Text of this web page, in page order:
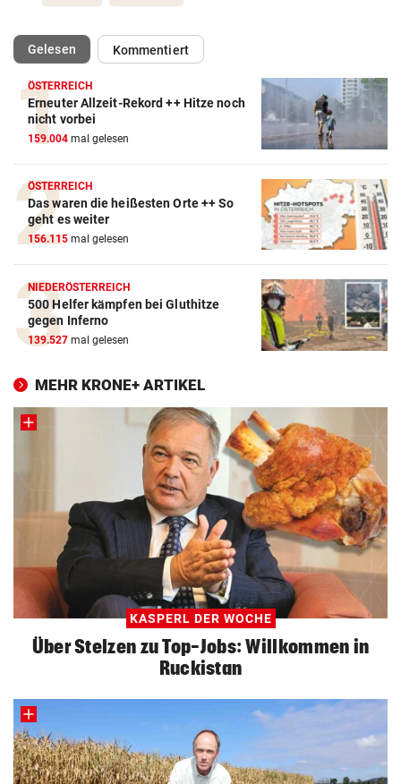
Gelesen(ausgewählt)Kommentiert
ÖSTERREICH
Erneuter Allzeit-Rekord ++ Hitze noch
nicht vorbei
159.004 mal gelesen
ÖSTERREICH
Das waren die heißesten Orte ++ So
geht es weiter
156.115 mal gelesen
NIEDERÖSTERREICH
500 Helfer kämpfen bei Gluthitze
gegen Inferno
139.527 mal gelesen
MEHR KRONE+ ARTIKEL
KASPERL DER WOCHE
Über Stelzen zu Top-Jobs: Willkommen in
Ruckistan